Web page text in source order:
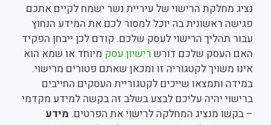
נציג מחלקת הרישוי של עיריית נשר ישמח לקיים אתכם
פגישה ראשונית בה יוכל למסור לכם את המידע הנחוץ
עבור תהליך הרישוי לעסק שלכם. קודם לכן ייבחן הפקיד
האם העסק שלכם דורש רישיון עסק מיוחד או שמא הוא
אינו משויך לקטגוריה זו ומכאן שאתם פטורים מרישוי.
במידה ותמצאו שייכים לקטגוריית העסקים החייבים
ברישוי יהיה עליכם לבצע בשלב זה בקשה למידע מקדמי
– בקשו מנציג המחלקה לרישוי את הפרטים. מידע